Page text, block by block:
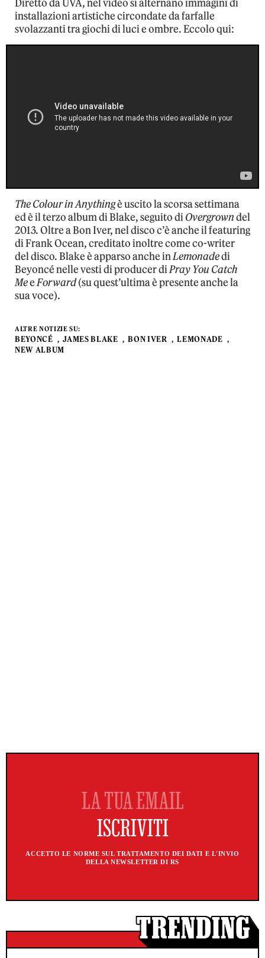
Diretto da UVA, nel video si alternano immagini di
installazioni artistiche circondate da farfalle
svolazzanti tra giochi di luci e ombre. Eccolo qui:
The Colour in Anythingè uscito la scorsa settimana
ed è il terzo album di Blake, seguito diOvergrowndel
2013. Oltre a Bon Iver, nel disco c’è anche il featuring
di Frank Ocean, creditato inoltre come co-writer
del disco. Blake è apparso anche inLemonadedi
Beyoncé nelle vesti di producer diPray You Catch
MeeForward(su quest’ultima è presente anche la
sua voce).
ALTRE NOTIZIE SU:
BEYONCÉ JAMES BLAKE BON IVER
LEMONADE
NEW ALBUM
ACCETTO LE NORME SUL TRATTAMENTO DEI DATI E L'INVIO
DELLA NEWSLETTER DI RS